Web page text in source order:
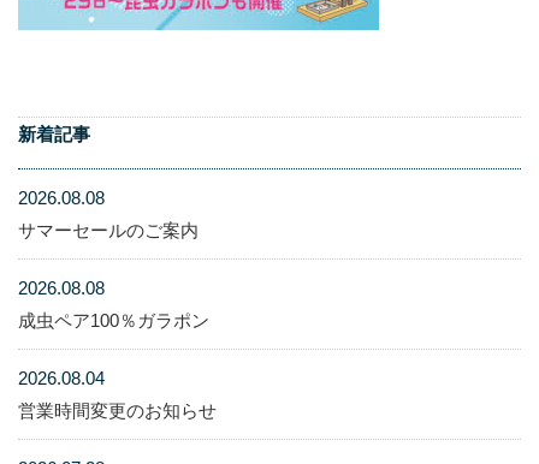
新着記事
2026.08.08
サマーセールのご案内
2026.08.08
成虫ペア100％ガラポン
2026.08.04
営業時間変更のお知らせ